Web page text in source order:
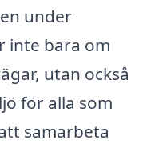
under
inte bara om
utan också
för alla som
samarbeta